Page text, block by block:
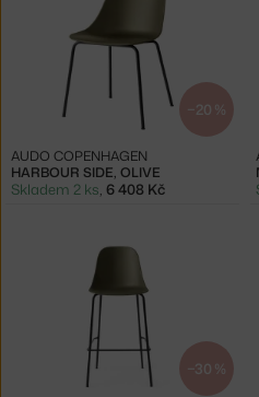
−20 %
HARBOUR SIDE, OLIVE
AUDO COPENHAGEN
Skladem 2 ks 6 408 Kč
−30 %